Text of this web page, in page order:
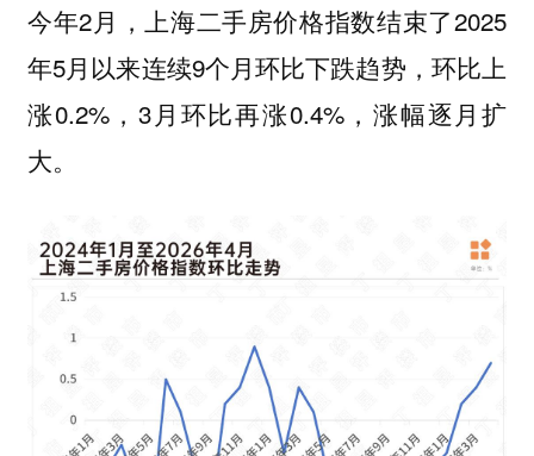
今年2月，上海二手房价格指数结束了2025
年5月以来连续9个月环比下跌趋势，环比上
涨0.2%，3月环比再涨0.4%，涨幅逐月扩
大。